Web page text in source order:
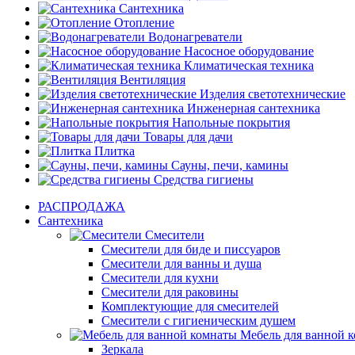
Сантехника
Отопление
Водонагреватели
Насосное оборудование
Климатическая техника
Вентиляция
Изделия светотехнические
Инженерная сантехника
Напольные покрытия
Товары для дачи
Плитка
Сауны, печи, камины
Средства гигиены
РАСПРОДАЖА
Сантехника
Смесители
Смесители для биде и писсуаров
Смесители для ванны и душа
Смесители для кухни
Смесители для раковины
Комплектующие для смесителей
Смесители с гигиеническим душем
Мебель для ванной
Зеркала